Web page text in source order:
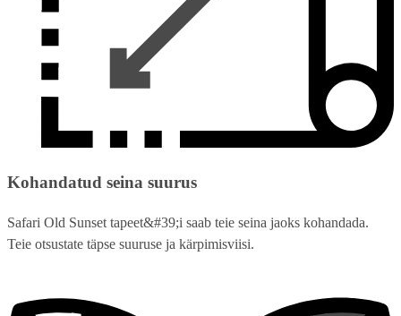
Kohandatud seina suurus
Safari Old Sunset tapeet&#39;i saab teie seina jaoks kohandada.
Teie otsustate täpse suuruse ja kärpimisviisi.